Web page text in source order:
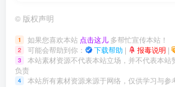
© 版权声明
1 如果您喜欢本站 点击这儿 多帮忙宣传本站！
2 可能会帮助到你： 下载帮助 | 报毒说明 |
3
本站素材资源不代表本站立场，并不代表本站
负责
4
本站所有素材资源来源于网络，仅供学习与参